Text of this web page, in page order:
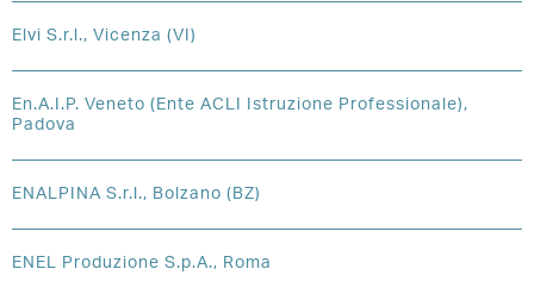
Elvi S.r.l., Vicenza (VI)
En.A.I.P. Veneto (Ente ACLI Istruzione Professionale),
Padova
ENALPINA S.r.l., Bolzano (BZ)
ENEL Produzione S.p.A., Roma